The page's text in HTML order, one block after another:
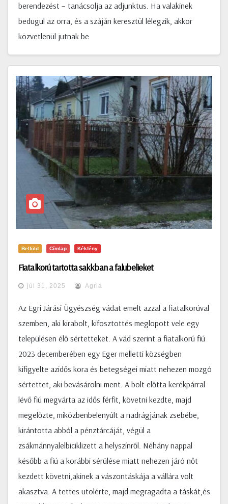
berendezést – tanácsolja az adjunktus. Ha valakinek
bedugul az orra, és a száján keresztül lélegzik, akkor
közvetlenül jutnak be
Belföld Címlap Kékfény
Fiatalkorú tartotta sakkban a falubelieket
júl 31, 2025 Agria
Az Egri Járási Ügyészség vádat emelt azzal a fiatalkorúval
szemben, aki kirabolt, kifosztottés meglopott vele egy
településen élő sértetteket. A vád szerint a fiatalkorú fiú
2023 decemberében egy Eger melletti községben
kifigyelte azidős kora és betegségei miatt nehezen mozgó
sértettet, aki bevásárolni ment. A bolt előtta kerékpárral
lévő fiú megvárta az idős férfit, követni kezdte, majd
megelőzte, miközbenbelenyúlt a nadrágjának zsebébe,
kirántotta abból a pénztárcáját, végül a
zsákmánnyalelbiciklizett a helyszínről. Néhány nappal
később a fiú a korábbi sérülése miatt nehezen járó nőt
kezdett követni,akinek a vászontáskája a vállára volt
akasztva. A tettes utolérte, majd megragadta a táskát,és